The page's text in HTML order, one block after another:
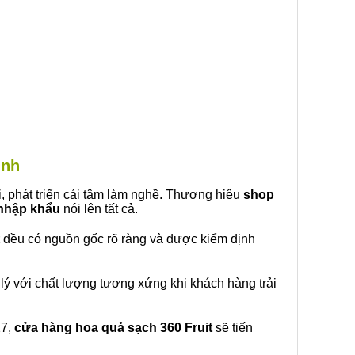
phát triển cái tâm làm nghề. Thương hiệu shop
khẩu nói lên tất cả.
đều có nguồn gốc rõ ràng và được kiểm định
với chất lượng tương xứng khi khách hàng trải
cửa hàng hoa quả sạch 360 Fruit sẽ tiến